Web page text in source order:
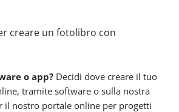
creare un fotolibro con
o app? Decidi dove creare il tuo
tramite software o sulla nostra
il nostro portale online per progetti